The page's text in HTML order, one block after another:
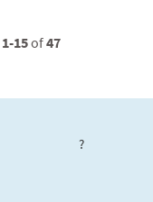
1-15of47
?